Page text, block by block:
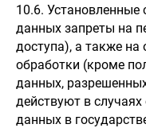
10.6.
данных запреты на
доступа), а также на
обработки (кроме
данных,
действуют в
данных в